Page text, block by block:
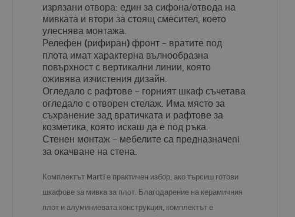
изрязани отвора: един за сифона/отвода на
мивката и втори за стоящ смесител, което
улеснява монтажа.
Релефен (рифиран) фронт – вратите под
плота имат характерна вълнообразна
повърхност с вертикални линии, която
оживява изчистения дизайн.
Огледало с рафтове – горният шкаф съчетава
огледало с отворен стелаж. Има място за
съхранение зад вратичката и рафтове за
козметика, която искаш да е под ръка.
Стенен монтаж – мебелите са предназначeni
за окачване на стена.
Комплектът Martiе практичен избор, ако търсиш готови
шкафове за мивка за плот. Благодарение на керамичния
плот и алуминиевата конструкция, комплектът е